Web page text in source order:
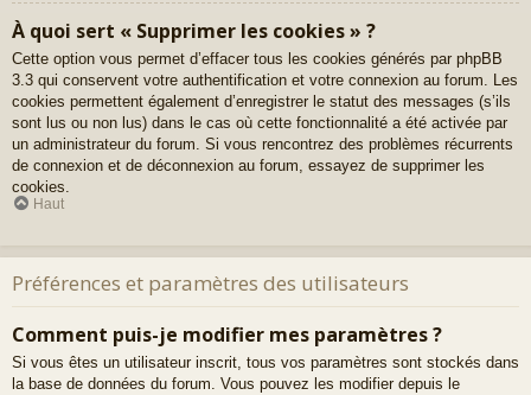
À quoi sert « Supprimer les cookies » ?
Cette option vous permet d’effacer tous les cookies générés par phpBB
3.3 qui conservent votre authentification et votre connexion au forum. Les
cookies permettent également d’enregistrer le statut des messages (s’ils
sont lus ou non lus) dans le cas où cette fonctionnalité a été activée par
un administrateur du forum. Si vous rencontrez des problèmes récurrents
de connexion et de déconnexion au forum, essayez de supprimer les
cookies.
Haut
Préférences et paramètres des utilisateurs
Comment puis-je modifier mes paramètres ?
Si vous êtes un utilisateur inscrit, tous vos paramètres sont stockés dans
la base de données du forum. Vous pouvez les modifier depuis le